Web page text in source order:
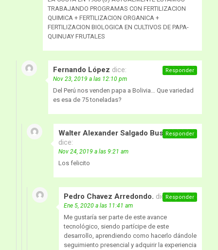
TRABAJANDO PROGRAMAS CON FERTILIZACION
QUIMICA + FERTILIZACION ORGANICA +
FERTILIZACION BIOLOGICA EN CULTIVOS DE PAPA-
QUINUAY FRUTALES
Fernando López dice:
Nov 23, 2019 a las 12:10 pm
Del Perú nos venden papa a Bolivia… Que variedad
es esa de 75 toneladas?
Responder
Walter Alexander Salgado Bustamante
dice:
Nov 24, 2019 a las 9:21 am
Los felicito
Responder
Pedro Chavez Arredondo. dice:
Ene 5, 2020 a las 11:41 am
Me gustaría ser parte de este avance
tecnológico, siendo partícipe de este
desarrollo, aprendiendo como hacerlo dándole
seguimiento presencial y adquirir la experiencia
Responder